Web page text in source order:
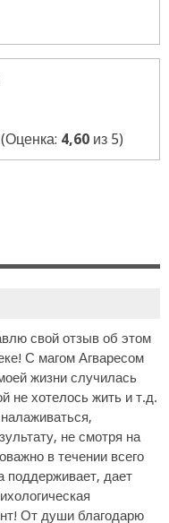
(Оценка: 4,60 из 5)
свой отзыв об этом
С магом Агваресом
жизни случилась
не хотелось жить и т.д.
не смотря на
в течении всего
поддерживает, дает
От души благодарю